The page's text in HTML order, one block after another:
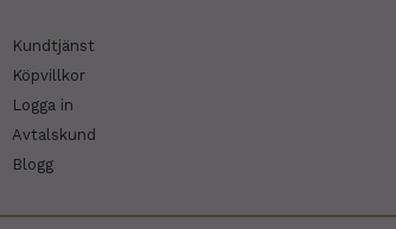
Kundtjänst
Köpvillkor
Logga in
Avtalskund
Blogg